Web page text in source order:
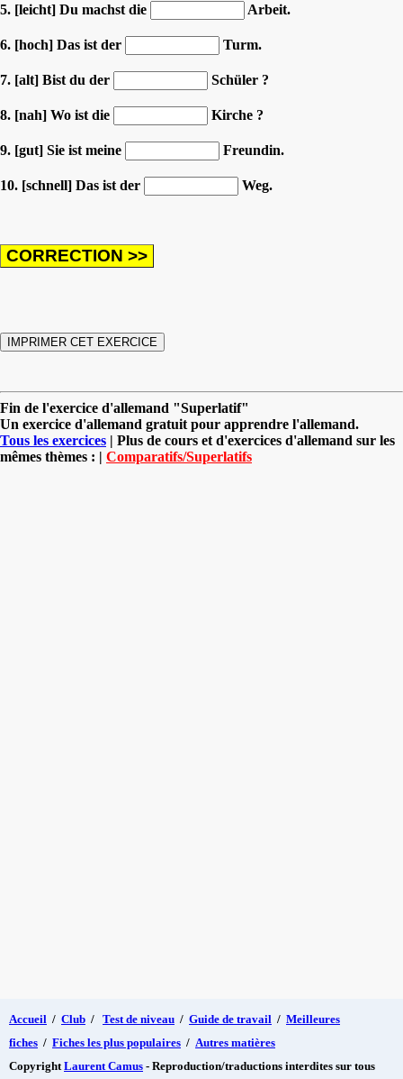
5. [leicht] Du machst die Arbeit.
6. [hoch] Das ist der Turm.
7. [alt] Bist du der Schüler ?
8. [nah] Wo ist die Kirche ?
9. [gut] Sie ist meine Freundin.
10. [schnell] Das ist der Weg.
Fin de l'exercice d'allemand "Superlatif"
Un exercice d'allemand gratuit pour apprendre l'allemand.
Tous les exercices | Plus de cours et d'exercices d'allemand sur les
mêmes thèmes : | Comparatifs/Superlatifs
Accueil / Club / Test de niveau / Guide de travail / Meilleures
fiches / Fiches les plus populaires / Autres matières
Copyright Laurent Camus - Reproduction/traductions interdites sur tous